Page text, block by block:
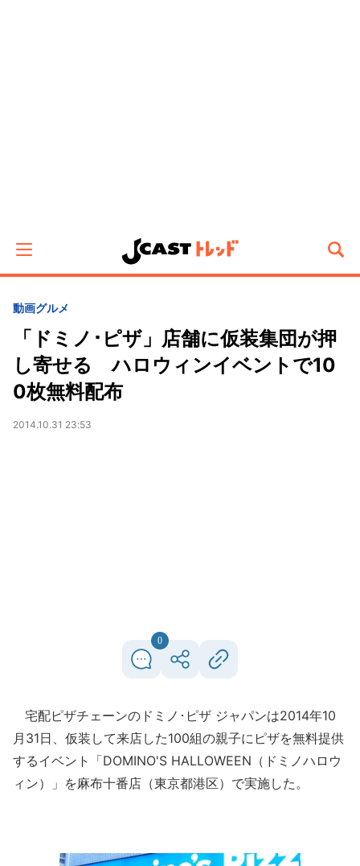
動画グルメ
「ドミノ･ピザ」店舗に仮装集団が押
し寄せる ハロウィンイベントで10
0枚無料配布
2014.10.31 23:53
0
宅配ピザチェーンのドミノ･ピザ ジャパンは2014年10
月31日、仮装して来店した100組の親子にピザを無料提供
するイベント「DOMINO'S HALLOWEEN（ドミノハロウ
ィン）」を麻布十番店（東京都港区）で実施した。